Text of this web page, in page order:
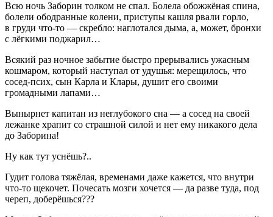
Всю ночь Заборин толком не спал. Болела обожжёная спина,
болели ободранные колени, приступы кашля рвали горло,
в груди что-то — скребло: наглотался дыма, а, может, бронхи
с лёгкими поджарил…
Всякий раз ночное забытие быстро прерывались ужасным
кошмаром, который наступал от удушья: мерещилось, что
сосед-псих, сын Карла и Клары, душит его своими
громадными лапами…
Вынырнет капитан из неглубокого сна — а сосед на своей
лежанке храпит со страшной силой и нет ему никакого дела
до Заборина!
Ну как тут уснёшь?..
Гудит голова тяжёлая, временами даже кажется, что внутри
что-то щекочет. Почесать мозги хочется — да разве туда, под
череп, доберёшься???